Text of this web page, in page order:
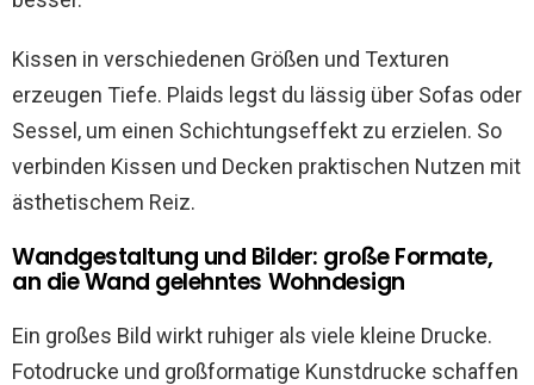
Kissen in verschiedenen Größen und Texturen
erzeugen Tiefe. Plaids legst du lässig über Sofas oder
Sessel, um einen Schichtungseffekt zu erzielen. So
verbinden Kissen und Decken praktischen Nutzen mit
ästhetischem Reiz.
Wandgestaltung und Bilder: große Formate,
an die Wand gelehntes Wohndesign
Ein großes Bild wirkt ruhiger als viele kleine Drucke.
Fotodrucke und großformatige Kunstdrucke schaffen